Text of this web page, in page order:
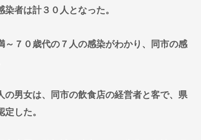
です。本当です。信じて下さい」 ←何でこの主張
者は計３０人となった。
７０歳代の７人の感染がわかり、同市の感
男女は、同市の飲食店の経営者と客で、県
した。